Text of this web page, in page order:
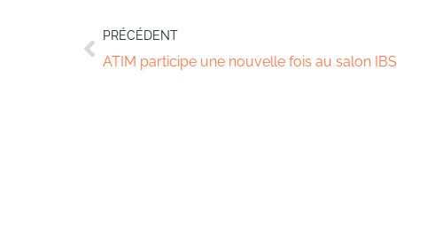
PRÉCÉDENT
ATIM participe une nouvelle fois au salon IBS